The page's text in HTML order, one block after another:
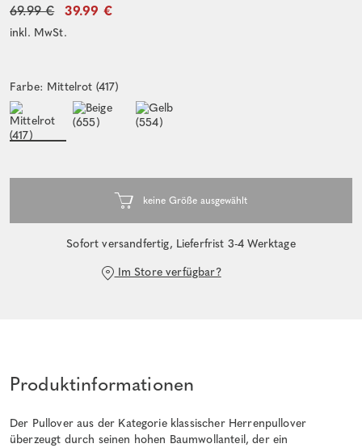
69.99 € 39.99 €
inkl. MwSt.
Farbe: Mittelrot (417)
Sofort versandfertig, Lieferfrist 3-4 Werktage
Im Store verfügbar?
Produktinformationen
Der Pullover aus der Kategorie klassischer Herrenpullover
überzeugt durch seinen hohen Baumwollanteil, der ein